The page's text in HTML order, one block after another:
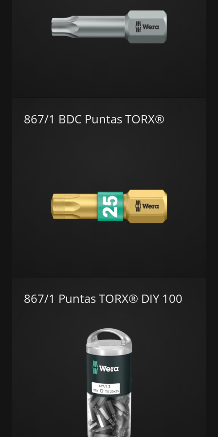
867/1 BDC Puntas TORX®
867/1 Puntas TORX® DIY 100